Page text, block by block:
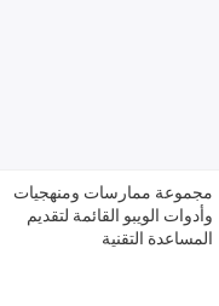
مجموعة ممارسات ومنهجيات
وأدوات الويبو القائمة لتقديم
المساعدة التقنية